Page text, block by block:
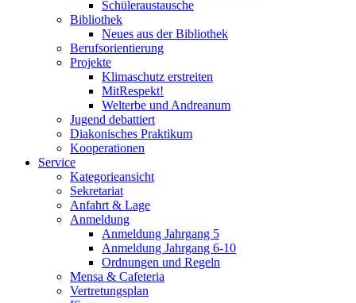
Schüleraustausche
Bibliothek
Neues aus der Bibliothek
Berufsorientierung
Projekte
Klimaschutz erstreiten
MitRespekt!
Welterbe und Andreanum
Jugend debattiert
Diakonisches Praktikum
Kooperationen
Service
Kategorieansicht
Sekretariat
Anfahrt & Lage
Anmeldung
Anmeldung Jahrgang 5
Anmeldung Jahrgang 6-10
Ordnungen und Regeln
Mensa & Cafeteria
Vertretungsplan